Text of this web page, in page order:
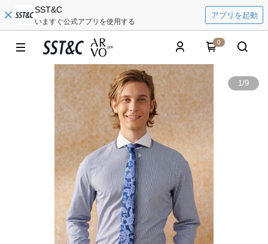
SST&C
いますぐ公式アプリを使用する
アプリを起動
0
1/9